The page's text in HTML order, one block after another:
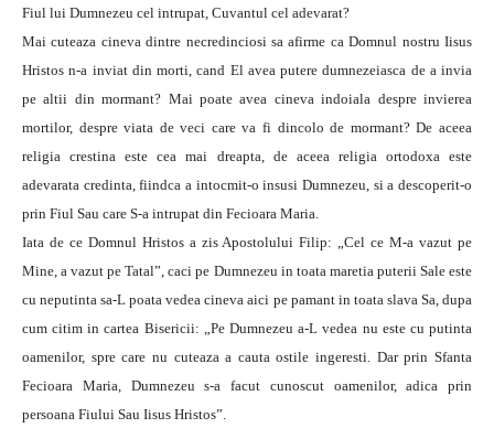
Fiul lui Dumnezeu cel intrupat, Cuvantul cel adevarat?
Mai cuteaza cineva dintre necredinciosi sa afirme ca Domnul nostru Iisus
Hristos n-a inviat din morti, cand El avea putere dumnezeiasca de a invia
pe altii din mormant? Mai poate avea cineva indoiala despre invierea
mortilor, despre viata de veci care va fi dincolo de mormant? De aceea
religia crestina este cea mai dreapta, de aceea religia ortodoxa este
adevarata credinta, fiindca a intocmit-o insusi Dumnezeu, si a descoperit-o
prin Fiul Sau care S-a intrupat din Fecioara Maria.
Iata de ce Domnul Hristos a zis Apostolului Filip: „Cel ce M-a vazut pe
Mine, a vazut pe Tatal”, caci pe Dumnezeu in toata maretia puterii Sale este
cu neputinta sa-L poata vedea cineva aici pe pamant in toata slava Sa, dupa
cum citim in cartea Bisericii: „Pe Dumnezeu a-L vedea nu este cu putinta
oamenilor, spre care nu cuteaza a cauta ostile ingeresti. Dar prin Sfanta
Fecioara Maria, Dumnezeu s-a facut cunoscut oamenilor, adica prin
persoana Fiului Sau Iisus Hristos”.